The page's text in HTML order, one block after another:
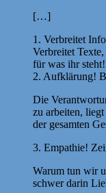
[…]
1. Verbreitet
Verbreitet
für was ihr steht!
2. Aufklärung!
Die
zu arbeiten,
der gesamten
3. Empathie!
Warum tun wir
schwer darin